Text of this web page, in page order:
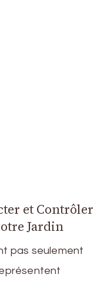
et Contrôler
Jardin
pas seulement